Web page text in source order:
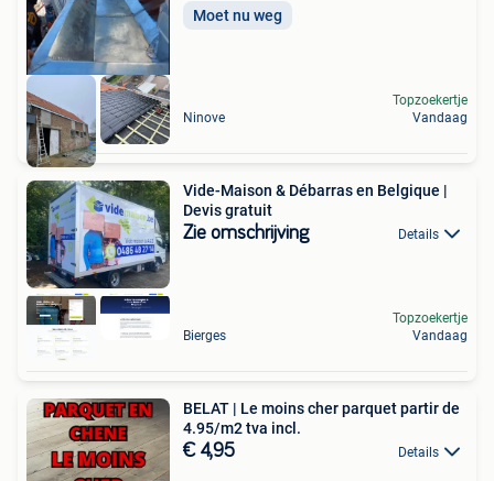
Moet nu weg
Ninove
Topzoekertje
Vandaag
Vide-Maison & Débarras en Belgique |
Devis gratuit
Zie omschrijving Details
Bierges
Topzoekertje
Vandaag
BELAT | Le moins cher parquet partir de
4.95/m2 tva incl.
€ 4,95 Details